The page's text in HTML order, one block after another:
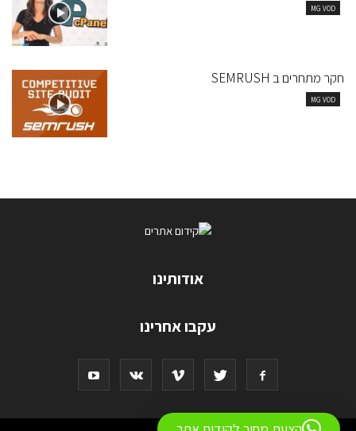
MG VOD
חקר מתחרים ב SEMRUSH
MG VOD
אודותינו
עקבו אחרינו